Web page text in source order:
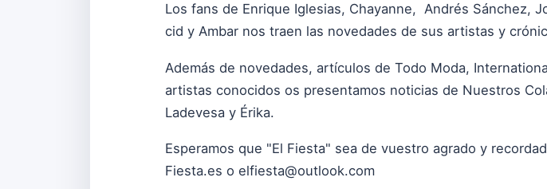
Los fans de Enrique Iglesias, Chayanne, Andrés Sánchez,
cid y Ambar nos traen las novedades de sus artistas y
Además de novedades, artículos de Todo Moda,
artistas conocidos os presentamos noticias de Nuestros
Ladevesa y Érika.
Esperamos que "El Fiesta" sea de vuestro agrado y
Fiesta.es o elfiesta@outlook.com